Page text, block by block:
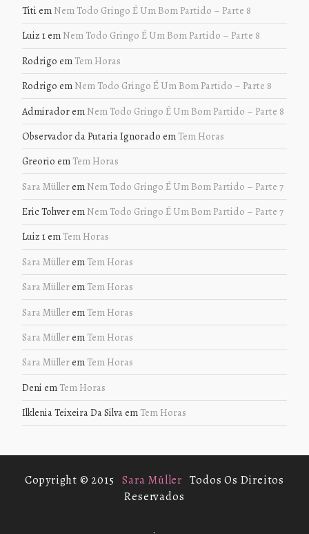
Titi em Nem Todo Gringo É Um Bom Partido – Parte 8
Luiz 1em Nem Todo Gringo É Um Bom Partido – Parte 8
Rodrigo em Tem Horas
Rodrigo em Nem Todo Gringo É Um Bom Partido – Parte 8
Admiradorem Nem Todo Gringo É Um Bom Partido – Parte 8
Observador da Putaria Ignorado em Tem Horas
Greorio em Tem Horas
Sara Müllerem Nem Todo Gringo É Um Bom Partido – Parte 7
Eric Tohverem Nem Todo Gringo É Um Bom Partido – Parte 7
Luiz 1em Tem Horas
Sara Müllerem Tem Horas
Sara Müllerem Tem Horas
Sara Müllerem Tem Horas
Sara Müllerem Tem Horas
Sara Müllerem Tem Horas
Deni em Tem Horas
Ilklenia Teixeira Da Silvaem Tem Horas
Copyright © 2015 Sara Müller Todos Os Direitos
Reservados
.